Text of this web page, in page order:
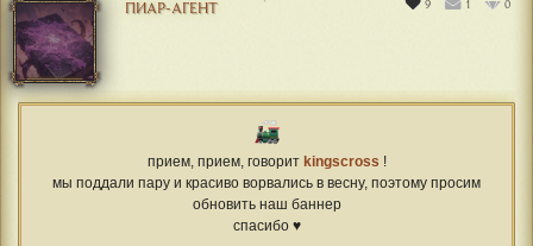
ПИАР-АГЕНТ 9 1 0
прием, прием, говорит kingscross !
мы поддали пару и красиво ворвались в весну, поэтому просим
обновить наш баннер
спасибо ♥